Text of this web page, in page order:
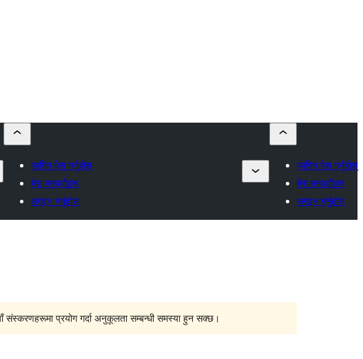
प्लगिन पेस गर्नुहोस्
मेरा मनपर्दोहरू
लगइन गर्नुहोस्
प्लगिन पेस गर्नुहोस्
मेरा मनपर्दोहरू
लगइन गर्नुहोस्
प्रयोग गर्दा अनुकूलता सम्बन्धी समस्या हुन सक्छ।